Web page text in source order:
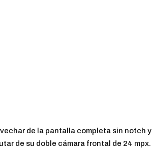
de la pantalla completa sin notch y
de su doble cámara frontal de 24 mpx.